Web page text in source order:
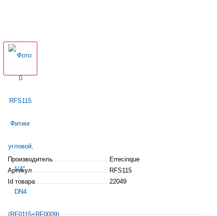
Производитель
Errecinque
Артикул
RFS115
Id товара
22049